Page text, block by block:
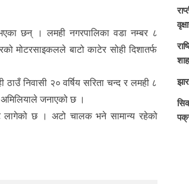
छन् । लमही नगरपालिका वडा नम्बर ८
मोटरसाइकलले बाटो काटेर सोही दिशातर्फ
ठाउँ निवासी २० वर्षिय सरिता चन्द र लमही ८
अमिलियाले जनाएको छ ।
लागेको छ । अटो चालक भने सामान्य रहेको